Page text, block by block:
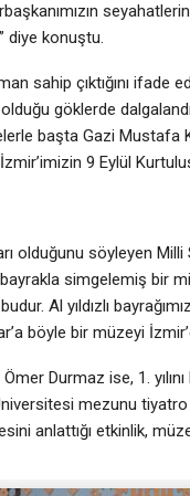
diye konuştu.
sahip çıktığını
göklerde
başta Gazi Mustafa
9 Eylül
söyleyen
simgelemiş bir
Al yıldızlı
böyle bir müzeyi
Durmaz ise, 1.
mezunu
anlattığı etkinlik,